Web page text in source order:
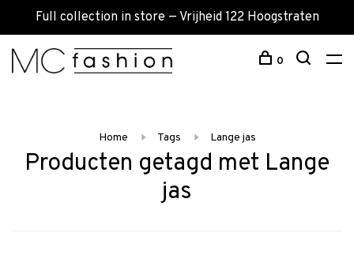
Full collection in store — Vrijheid 122 Hoogstraten
0
Home Tags Lange jas
Producten getagd met Lange
jas